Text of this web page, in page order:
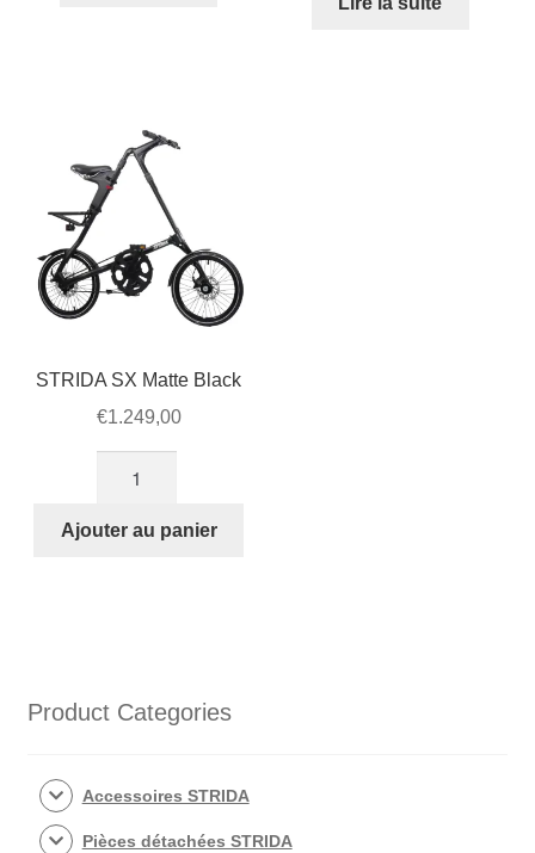
STRIDA SX Matte Black
€1.249,00
STRIDA
Ajouter au panier
Product Categories
Accessoires STRIDA
Pièces détachées STRIDA